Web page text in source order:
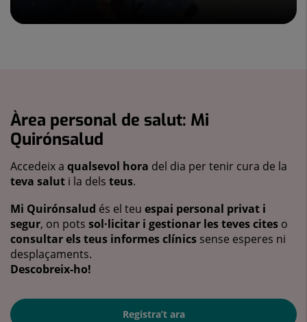
Àrea personal de salut: Mi
Quirónsalud
Accedeix a qualsevol hora del dia per tenir cura de la
teva salut i la dels teus.
Mi Quirónsalud és el teu espai personal privat i
segur, on pots sol·licitar i gestionar les teves cites o
consultar els teus informes clínics sense esperes ni
desplaçaments.
Descobreix-ho!
Registra’t ara